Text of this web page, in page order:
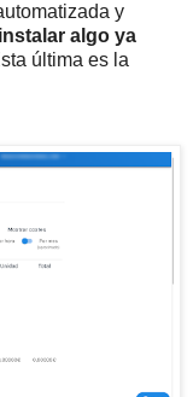
y
algo ya
última es la